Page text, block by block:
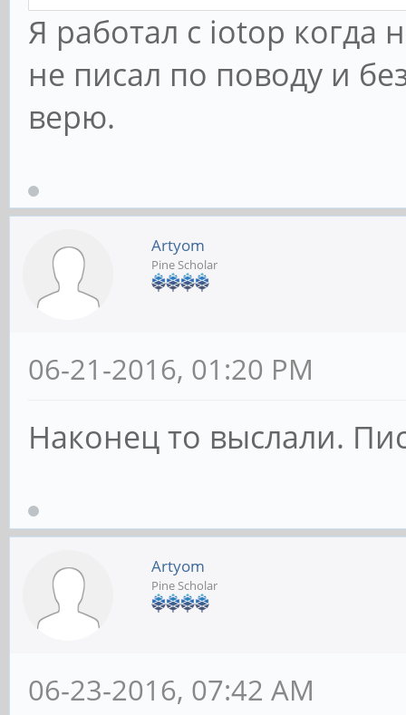
Я работал с iotop когда
не писал по поводу и
верю.
Artyom
Pine Scholar
06-21-2016, 01:20 PM
Наконец то выслали.
Artyom
Pine Scholar
06-23-2016, 07:42 AM